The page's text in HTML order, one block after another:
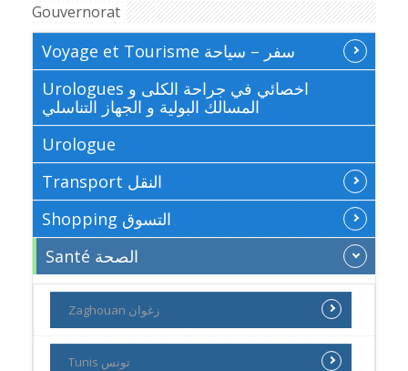
Gouvernorat
Voyage et Tourisme سفر – سياحة
Urologues اخصائي في جراحة الكلى و
المسالك البولية و الجهاز التناسلي
Urologue
Transport النقل
Shopping التسوق
Santé الصحة
Zaghouan زغوان
Tunis تونس